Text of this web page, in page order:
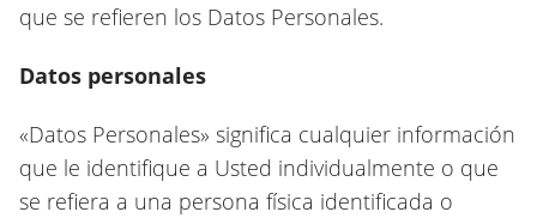
que se refieren los Datos Personales.
Datos personales
«Datos Personales» significa cualquier información
que le identifique a Usted individualmente o que
se refiera a una persona física identificada o